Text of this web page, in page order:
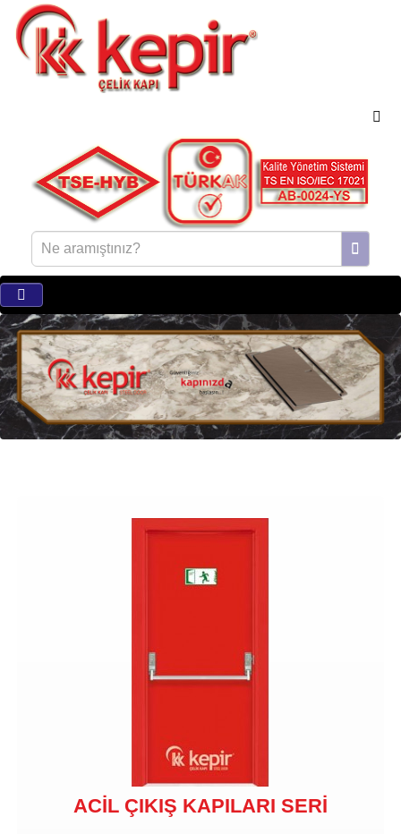
ACİL ÇIKIŞ KAPILARI SERİ